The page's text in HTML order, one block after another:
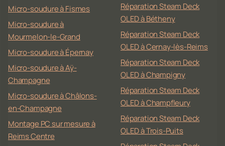
Micro-soudure à Fismes
Micro-soudure à
Mourmelon-le-Grand
Micro-soudure à Épernay
Micro-soudure à Aÿ-
Champagne
Micro-soudure à Châlons-
en-Champagne
Montage PC sur mesure à
Reims Centre
Réparation Steam Deck
OLED à Bétheny
Réparation Steam Deck
OLED à Cernay-lès-Reims
Réparation Steam Deck
OLED à Champigny
Réparation Steam Deck
OLED à Champfleury
Réparation Steam Deck
OLED à Trois-Puits